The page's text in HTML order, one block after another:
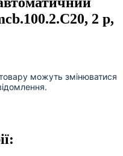
2 р,
можуть змінюватися